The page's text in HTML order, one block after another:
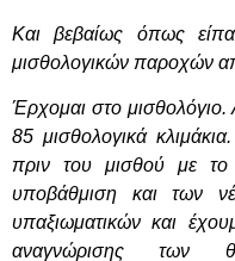
Και βεβαίως όπως
μισθολογικών παροχών
Έρχομαι στο
85 μισθολογικά
πριν του μισθού με το
υποβάθμιση και των
υπαξιωματικών και
αναγνώρισης των